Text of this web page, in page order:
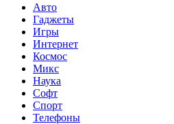
Авто
Гаджеты
Игры
Интернет
Космос
Микс
Наука
Софт
Спорт
Телефоны